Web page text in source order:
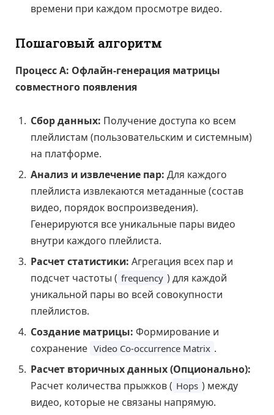
времени при каждом просмотре видео.
Пошаговый алгоритм
Процесс А: Офлайн-генерация матрицы
совместного появления
Сбор данных: Получение доступа ко всем
плейлистам (пользовательским и системным)
на платформе.
Анализ и извлечение пар: Для каждого
плейлиста извлекаются метаданные (состав
видео, порядок воспроизведения).
Генерируются все уникальные пары видео
внутри каждого плейлиста.
Расчет статистики: Агрегация всех пар и
подсчет частоты ( frequency ) для каждой
уникальной пары во всей совокупности
плейлистов.
Создание матрицы: Формирование и
сохранение Video Co-occurrence Matrix .
Расчет вторичных данных (Опционально):
Расчет количества прыжков ( Hops ) между
видео, которые не связаны напрямую.